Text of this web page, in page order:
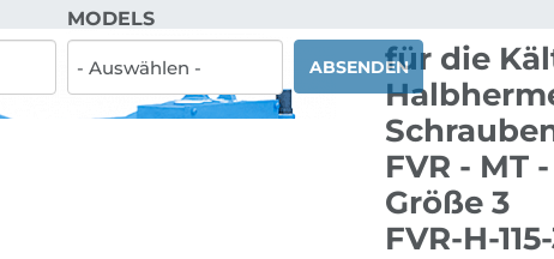
für die
FVR - MT
Größe 3
FVR-H-
MODELS
ABSENDEN